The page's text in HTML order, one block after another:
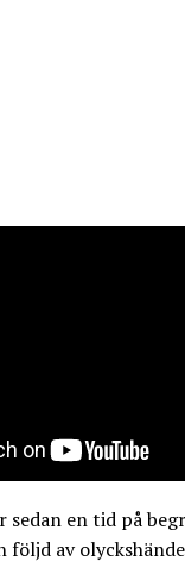
sedan en tid på
följd av